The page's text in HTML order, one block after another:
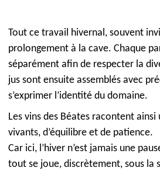
Tout ce travail hivernal, souvent
prolongement à la cave. Chaque
séparément afin de respecter la
jus sont ensuite assemblés avec
s’exprimer l’identité du domaine.
Les vins des Béates racontent
vivants, d’équilibre et de patience.
Car ici, l’hiver n’est jamais une
tout se joue, discrètement, sous la